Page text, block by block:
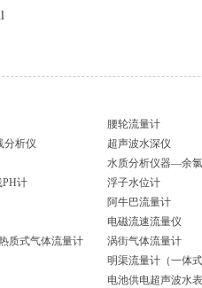
腰轮流量计
分析仪
超声波水深仪
水质分析仪器—余
计
浮子水位计
阿牛巴流量计
电磁流速流量仪
质式气体流量计
涡街气体流量计
明渠流量计（一体式
电池供电超声波水